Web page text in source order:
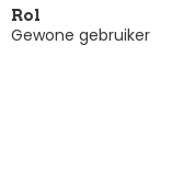
Rol
Gewone gebruiker